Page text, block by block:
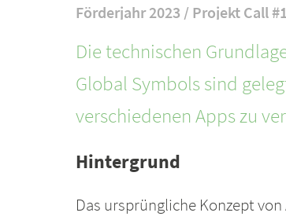
Förderjahr 2023 / Projekt Call
Die technischen
Global Symbols sind
verschiedenen Apps zu
Hintergrund
Das ursprüngliche Konzept